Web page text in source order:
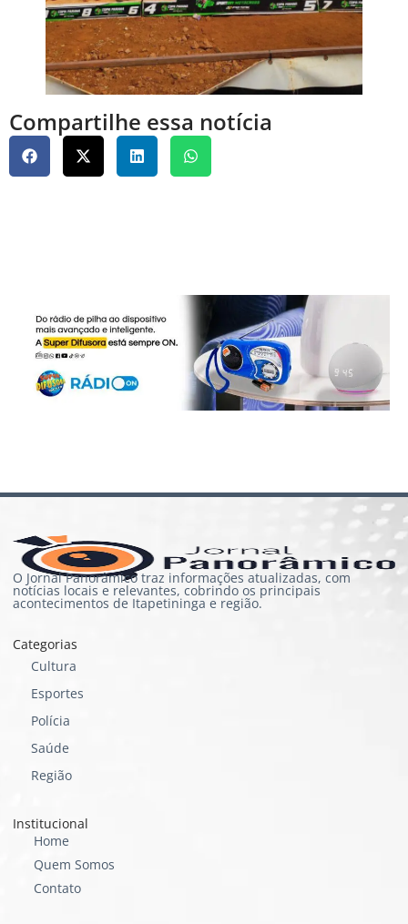
Compartilhe essa notícia
O Jornal Panorâmico traz informações atualizadas, com
notícias locais e relevantes, cobrindo os principais
acontecimentos de Itapetininga e região.
Categorias
Cultura
Esportes
Polícia
Saúde
Região
Institucional
Home
Quem Somos
Contato